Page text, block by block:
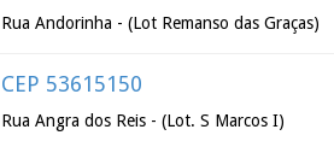
Rua Andorinha - (Lot Remanso das Graças)
CEP 53615150
Rua Angra dos Reis - (Lot. S Marcos I)